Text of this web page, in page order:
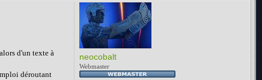
d'un texte à
déroutant
neocobalt
Webmaster